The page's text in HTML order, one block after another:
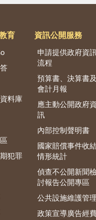
育
料庫
犯罪
資訊公開服務
申請提供政府資
流程
預算書、決算書及
會計月報
應主動公開政府資
訊
內部控制聲明書
國家賠償事件收
情形統計
偵查不公開新聞檢
討報告公開專區
公共設施維護管理
政策宣導廣告經